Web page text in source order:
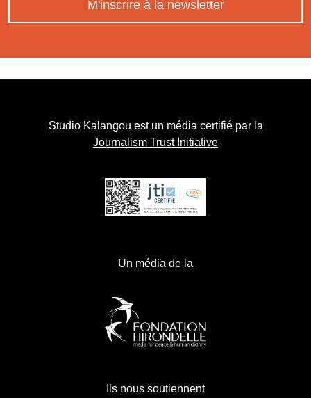
M'inscrire à la newsletter
Studio Kalangou est un média certifié par la
Journalism Trust Initiative
Un média de la
Ils nous soutiennent